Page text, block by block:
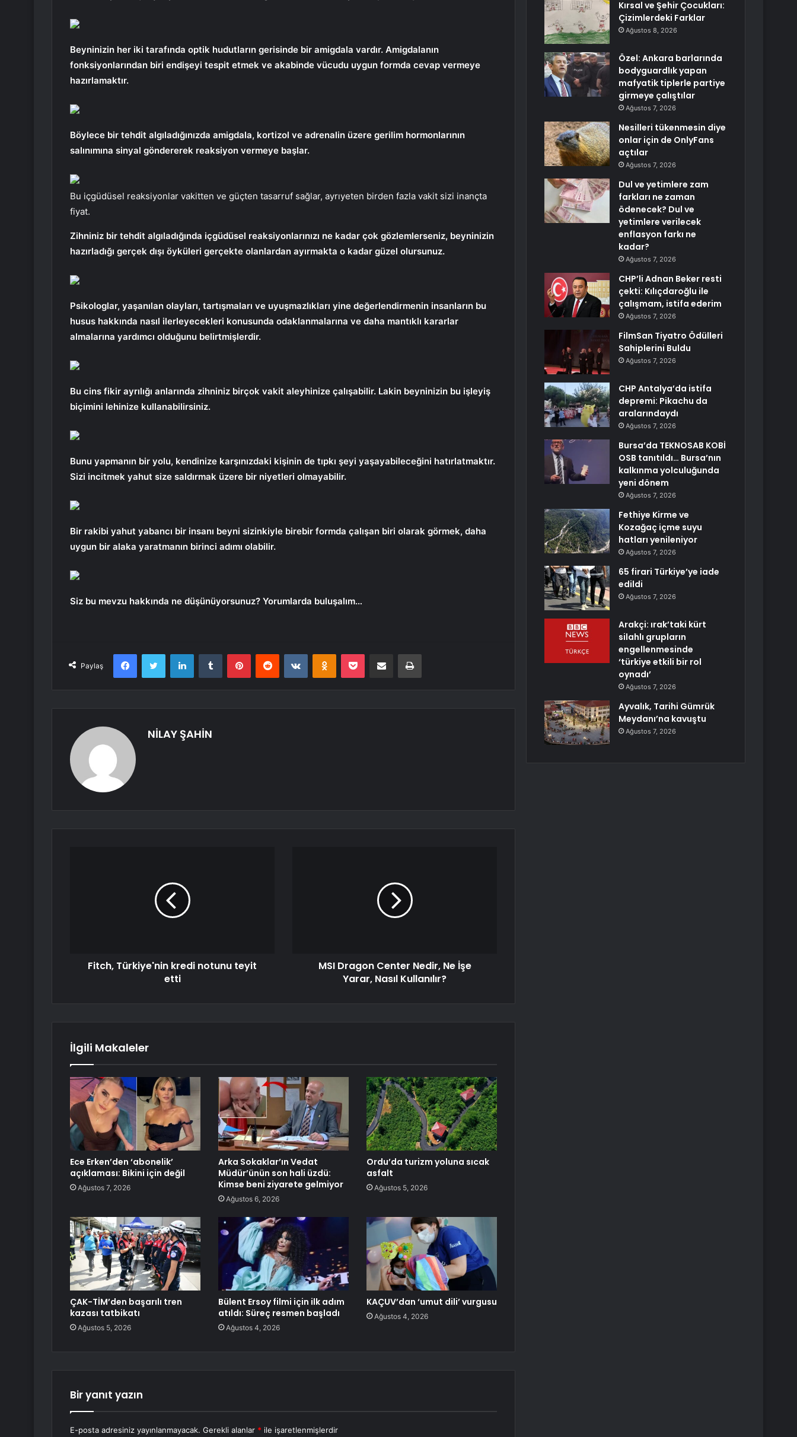
Beyninizin her iki tarafında optik hudutların gerisinde bir amigdala vardır. Amigdalanın
fonksiyonlarından biri endişeyi tespit etmek ve akabinde vücudu uygun formda cevap vermeye
hazırlamaktır.
Böylece bir tehdit algıladığınızda amigdala, kortizol ve adrenalin üzere gerilim hormonlarının
salınımına sinyal göndererek reaksiyon vermeye başlar.
Bu içgüdüsel reaksiyonlar vakitten ve güçten tasarruf sağlar, ayrıyeten birden fazla vakit sizi inançta
fiyat.
Zihniniz bir tehdit algıladığında içgüdüsel reaksiyonlarınızı ne kadar çok gözlemlerseniz, beyninizin
hazırladığı gerçek dışı öyküleri gerçekte olanlardan ayırmakta o kadar güzel olursunuz.
Psikologlar, yaşanılan olayları, tartışmaları ve uyuşmazlıkları yine değerlendirmenin insanların bu
husus hakkında nasıl ilerleyecekleri konusunda odaklanmalarına ve daha mantıklı kararlar
almalarına yardımcı olduğunu belirtmişlerdir.
Bu cins fikir ayrılığı anlarında zihniniz birçok vakit aleyhinize çalışabilir. Lakin beyninizin bu işleyiş
biçimini lehinize kullanabilirsiniz.
Bunu yapmanın bir yolu, kendinize karşınızdaki kişinin de tıpkı şeyi yaşayabileceğini hatırlatmaktır.
Sizi incitmek yahut size saldırmak üzere bir niyetleri olmayabilir.
Bir rakibi yahut yabancı bir insanı beyni sizinkiyle birebir formda çalışan biri olarak görmek, daha
uygun bir alaka yaratmanın birinci adımı olabilir.
Siz bu mevzu hakkında ne düşünüyorsunuz? Yorumlarda buluşalım…
Paylaş
FacebookTwitter LinkedInTumblr PinterestReddit VKontakteOdnoklassniki
Pocket E-Posta ile paylaş Yazdır
NİLAY ŞAHİN
Fitch, Türkiye'nin kredi notunu teyit
etti
MSI Dragon Center Nedir, Ne İşe
Yarar, Nasıl Kullanılır?
İlgili Makaleler
Ece Erken’den ‘abonelik’
açıklaması: Bikini için değil
Ağustos 7, 2026
Arka Sokaklar’ın Vedat
Müdür’ünün son hali üzdü:
Kimse beni ziyarete gelmiyor
Ağustos 6, 2026
Ordu’da turizm yoluna sıcak
asfalt
Ağustos 5, 2026
ÇAK-TİM’den başarılı tren
kazası tatbikatı
Ağustos 5, 2026
Bülent Ersoy filmi için ilk adım
atıldı: Süreç resmen başladı
Ağustos 4, 2026
KAÇUV’dan ‘umut dili’ vurgusu
Ağustos 4, 2026
Bir yanıt yazın
E-posta adresiniz yayınlanmayacak. Gerekli alanlar * ile işaretlenmişlerdir
Kırsal ve Şehir Çocukları:
Çizimlerdeki Farklar
Ağustos 8, 2026
Özel: Ankara barlarında
bodyguardlık yapan
mafyatik tiplerle partiye
girmeye çalıştılar
Ağustos 7, 2026
Nesilleri tükenmesin diye
onlar için de OnlyFans
açtılar
Ağustos 7, 2026
Dul ve yetimlere zam
farkları ne zaman
ödenecek? Dul ve
yetimlere verilecek
enflasyon farkı ne
kadar?
Ağustos 7, 2026
CHP’li Adnan Beker resti
çekti: Kılıçdaroğlu ile
çalışmam, istifa ederim
Ağustos 7, 2026
FilmSan Tiyatro Ödülleri
Sahiplerini Buldu
Ağustos 7, 2026
CHP Antalya’da istifa
depremi: Pikachu da
aralarındaydı
Ağustos 7, 2026
Bursa’da TEKNOSAB KOBİ
OSB tanıtıldı… Bursa’nın
kalkınma yolculuğunda
yeni dönem
Ağustos 7, 2026
Fethiye Kirme ve
Kozağaç içme suyu
hatları yenileniyor
Ağustos 7, 2026
65 firari Türkiye’ye iade
edildi
Ağustos 7, 2026
Arakçi: ırak’taki kürt
silahlı grupların
engellenmesinde
‘türkiye etkili bir rol
oynadı’
Ağustos 7, 2026
Ayvalık, Tarihi Gümrük
Meydanı’na kavuştu
Ağustos 7, 2026